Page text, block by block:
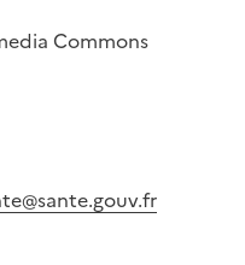
Commons